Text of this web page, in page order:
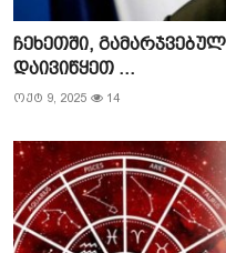
ჩეხეთში,
დაივიწყეთ ...
ოქტ 9, 2025 14